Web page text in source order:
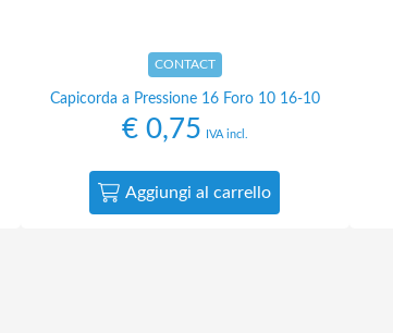
CONTACT
Capicorda a Pressione 16 Foro 10 16-10
€0,75 IVA incl.
Aggiungi al carrello